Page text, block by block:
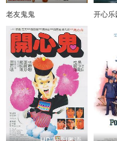
老友鬼鬼 开心乐